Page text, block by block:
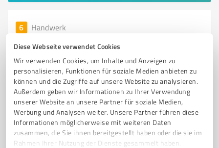
Diese Webseite verwendet Cookies
Wir verwenden Cookies, um Inhalte und Anzeigen zu
personalisieren, Funktionen für soziale Medien anbieten zu
können und die Zugriffe auf unsere Website zu analysieren.
Außerdem geben wir Informationen zu Ihrer Verwendung
unserer Website an unsere Partner für soziale Medien,
Werbung und Analysen weiter. Unsere Partner führen diese
Informationen möglicherweise mit weiteren Daten
zusammen, die Sie ihnen bereitgestellt haben oder die sie im
Rahmen Ihrer Nutzung der Dienste gesammelt haben.
6 Handwerk
EK Maler Service
Professionelle Maler- und Lackierarbeiten in Kerpen
von EK Maler Service
MALERARBEITEN LACKIERARBEITEN TAPEZIERARBEITEN
DEKORATIVE TECHNIKEN RAUMGESTALTUNG FASSADENBESCHICHTUNG
BODENBELÄGE INDIVIDUELLE BERATUNG
UMWELTFREUNDLICHE PRODUKTE
HANDWERKERLEISTUNGEN